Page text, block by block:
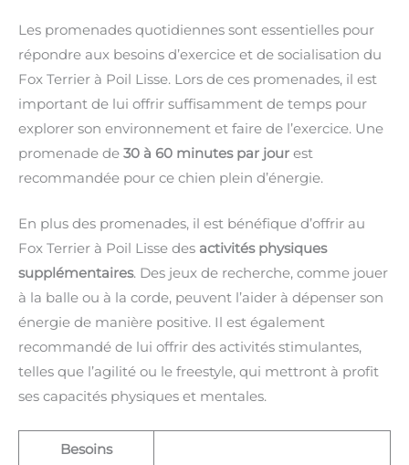
Les promenades quotidiennes sont essentielles pour
répondre aux besoins d’exercice et de socialisation du
Fox Terrier à Poil Lisse. Lors de ces promenades, il est
important de lui offrir suffisamment de temps pour
explorer son environnement et faire de l’exercice. Une
promenade de 30 à 60 minutes par jour est
recommandée pour ce chien plein d’énergie.
En plus des promenades, il est bénéfique d’offrir au
Fox Terrier à Poil Lisse des activités physiques
supplémentaires. Des jeux de recherche, comme jouer
à la balle ou à la corde, peuvent l’aider à dépenser son
énergie de manière positive. Il est également
recommandé de lui offrir des activités stimulantes,
telles que l’agilité ou le freestyle, qui mettront à profit
ses capacités physiques et mentales.
Besoins